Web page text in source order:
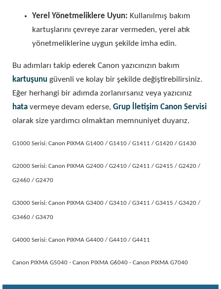
Yerel Yönetmeliklere Uyun: Kullanılmış bakım
kartuşlarını çevreye zarar vermeden, yerel atık
yönetmeliklerine uygun şekilde imha edin.
Bu adımları takip ederek Canon yazıcınızın bakım
kartuşunu güvenli ve kolay bir şekilde değiştirebilirsiniz.
Eğer herhangi bir adımda zorlanırsanız veya yazıcınız
hata vermeye devam ederse, Grup İletişim Canon Servisi
olarak size yardımcı olmaktan memnuniyet duyarız.
G1000 Serisi: Canon PIXMA G1400 / G1410 / G1411 / G1420 / G1430
G2000 Serisi: Canon PIXMA G2400 / G2410 / G2411 / G2415 / G2420 /
G2460 / G2470
G3000 Serisi: Canon PIXMA G3400 / G3410 / G3411 / G3415 / G3420 /
G3460 / G3470
G4000 Serisi: Canon PIXMA G4400 / G4410 / G4411
Canon PIXMA G5040 - Canon PIXMA G6040 - Canon PIXMA G7040